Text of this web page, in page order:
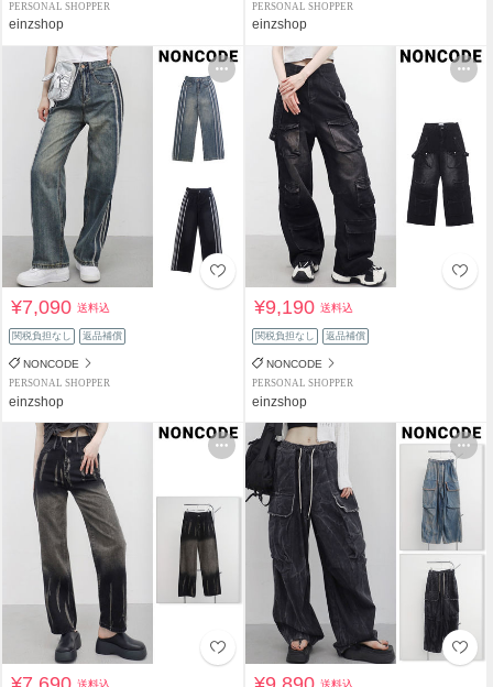
PERSONAL SHOPPER
einzshop
PERSONAL SHOPPER
einzshop
¥7,090送料込
関税負担なし 返品補償
NONCODE
PERSONAL SHOPPER
einzshop
¥9,190送料込
関税負担なし 返品補償
NONCODE
PERSONAL SHOPPER
einzshop